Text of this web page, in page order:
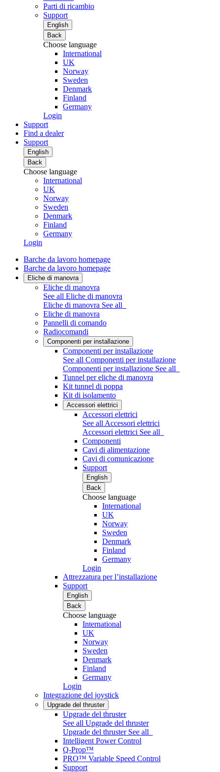
Parti di ricambio
Support
English
Back
Choose language
International
UK
Norway
Sweden
Denmark
Finland
Germany
Login
Support
Find a dealer
Support
English
Back
Choose language
International
UK
Norway
Sweden
Denmark
Finland
Germany
Login
Barche da lavoro homepage
Barche da lavoro homepage
Eliche di manovra
Eliche di manovra
See all Eliche di manovra
Eliche di manovra See all
Eliche di manovra
Pannelli di comando
Radiocomandi
Componenti per installazione
Componenti per installazione
See all Componenti per installazione
Componenti per installazione See all
Tunnel per eliche di manovra
Kit tunnel di poppa
Kit di isolamento
Accessori elettrici
Accessori elettrici
See all Accessori elettrici
Accessori elettrici See all
Componenti
Cavi di alimentazione
Cavi di comunicazione
Support
English
Back
Choose language
International
UK
Norway
Sweden
Denmark
Finland
Germany
Login
Attrezzatura per l’installazione
Support
English
Back
Choose language
International
UK
Norway
Sweden
Denmark
Finland
Germany
Login
Integrazione del joystick
Upgrade del thruster
Upgrade del thruster
See all Upgrade del thruster
Upgrade del thruster See all
Intelligent Power Control
Q-Prop™
PRO™ Variable Speed Control
Support